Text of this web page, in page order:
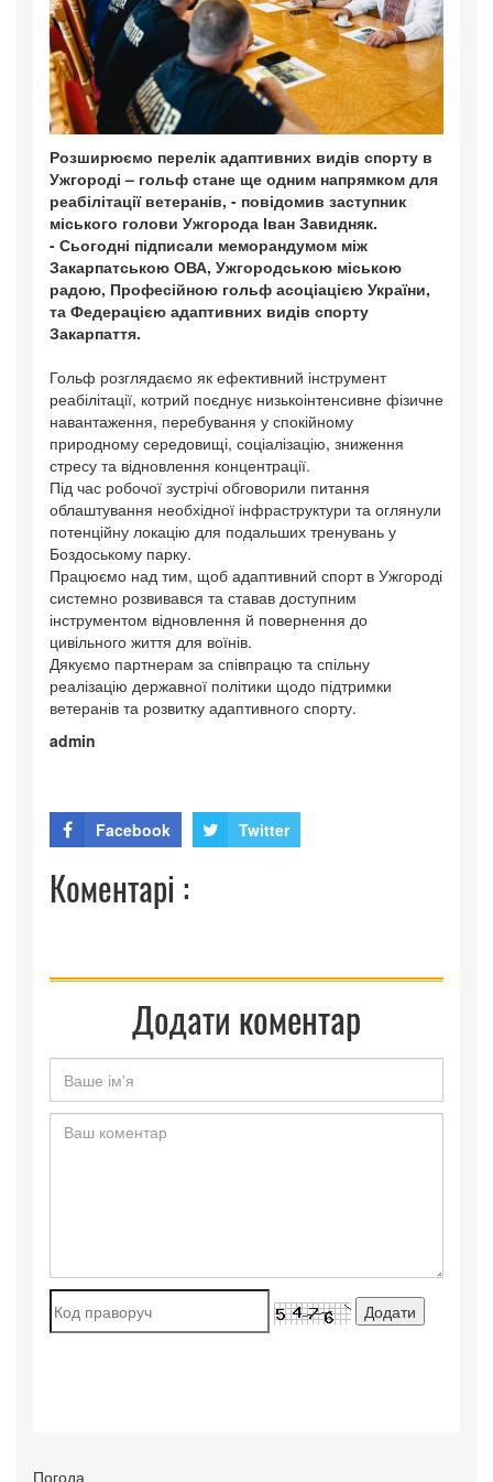
Розширюємо перелік адаптивних видів спорту в
Ужгороді – гольф стане ще одним напрямком для
реабілітації ветеранів, - повідомив заступник
міського голови Ужгорода Іван Завидняк.
- Сьогодні підписали меморандумом між
Закарпатською ОВА, Ужгородською міською
радою, Професійною гольф асоціацією України,
та Федерацією адаптивних видів спорту
Закарпаття.
Гольф розглядаємо як ефективний інструмент
реабілітації, котрий поєднує низькоінтенсивне фізичне
навантаження, перебування у спокійному
природному середовищі, соціалізацію, зниження
стресу та відновлення концентрації.
Під час робочої зустрічі обговорили питання
облаштування необхідної інфраструктури та оглянули
потенційну локацію для подальших тренувань у
Боздоському парку.
Працюємо над тим, щоб адаптивний спорт в Ужгороді
системно розвивався та ставав доступним
інструментом відновлення й повернення до
цивільного життя для воїнів.
Дякуємо партнерам за співпрацю та спільну
реалізацію державної політики щодо підтримки
ветеранів та розвитку адаптивного спорту.
admin
Facebook Twitter
Коментарі :
Додати коментар
Погода